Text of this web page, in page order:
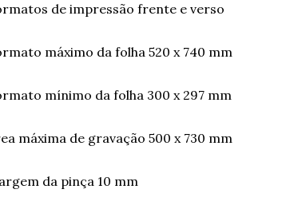
de impressão frente e verso
máximo da folha 520 x 740 mm
mínimo da folha 300 x 297 mm
máxima de gravação 500 x 730 mm
da pinça 10 mm